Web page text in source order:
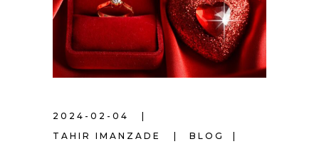
2024-02-04
TAHIR IMANZADE
BLOG